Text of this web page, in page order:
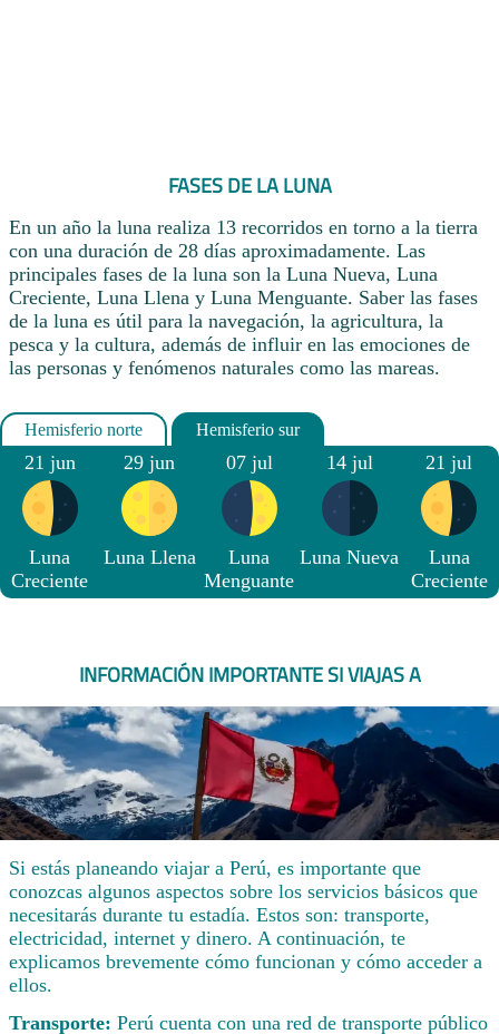
FASES DE LA LUNA
En un año la luna realiza 13 recorridos en torno a la tierra
con una duración de 28 días aproximadamente. Las
principales fases de la luna son la Luna Nueva, Luna
Creciente, Luna Llena y Luna Menguante. Saber las fases
de la luna es útil para la navegación, la agricultura, la
pesca y la cultura, además de influir en las emociones de
las personas y fenómenos naturales como las mareas.
21 jun
Luna
Creciente
29 jun
Luna Llena
07 jul
Luna
Menguante
14 jul
Luna Nueva
21 jul
Luna
Creciente
INFORMACIÓN IMPORTANTE SI VIAJAS A
Si estás planeando viajar a Perú, es importante que
conozcas algunos aspectos sobre los servicios básicos que
necesitarás durante tu estadía. Estos son: transporte,
electricidad, internet y dinero. A continuación, te
explicamos brevemente cómo funcionan y cómo acceder a
ellos.
Transporte: Perú cuenta con una red de transporte público